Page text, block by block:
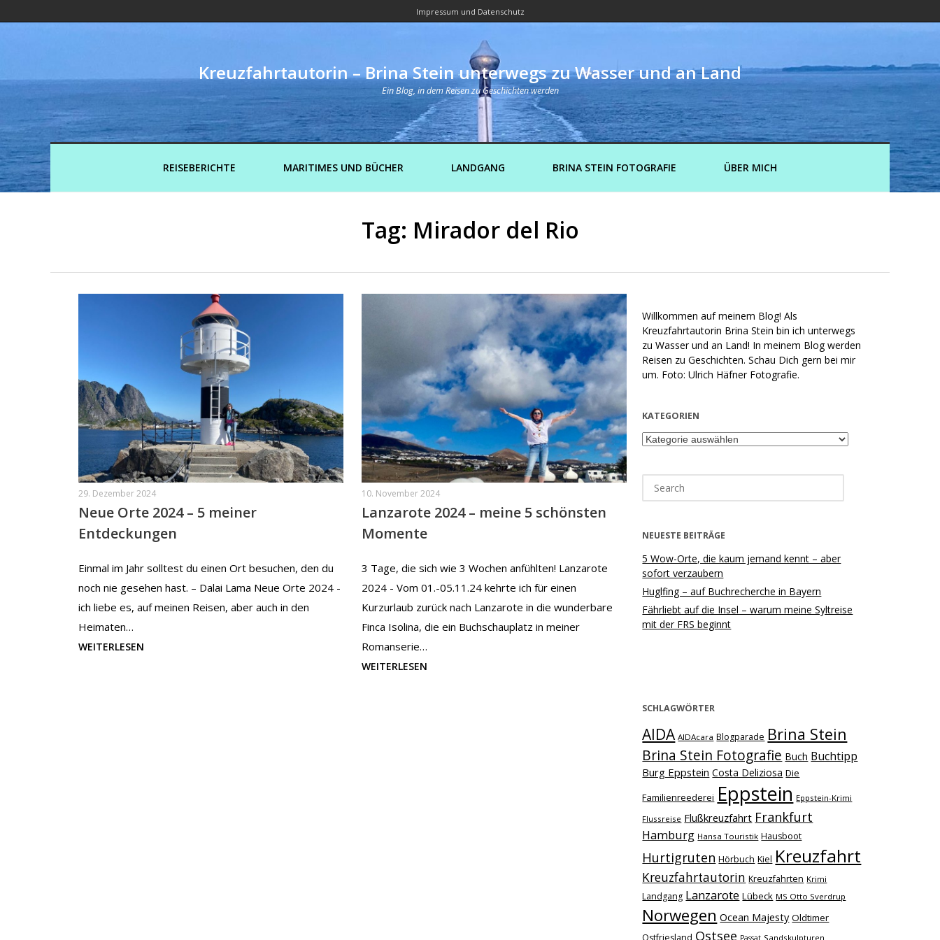
Impressum und Datenschutz
Kreuzfahrtautorin – Brina Stein unterwegs zu Wasser und an Land
Ein Blog, in dem Reisen zu Geschichten werden
REISEBERICHTE MARITIMES UND BÜCHER LANDGANG BRINA STEIN FOTOGRAFIE ÜBER MICH
Tag: Mirador del Rio
29. Dezember 2024
Neue Orte 2024 – 5 meiner
Entdeckungen
Einmal im Jahr solltest du einen Ort besuchen, den du
noch nie gesehen hast. – Dalai Lama Neue Orte 2024 -
ich liebe es, auf meinen Reisen, aber auch in den
Heimaten…
WEITERLESEN
10. November 2024
Lanzarote 2024 – meine 5 schönsten
Momente
3 Tage, die sich wie 3 Wochen anfühlten! Lanzarote
2024 - Vom 01.-05.11.24 kehrte ich für einen
Kurzurlaub zurück nach Lanzarote in die wunderbare
Finca Isolina, die ein Buchschauplatz in meiner
Romanserie…
WEITERLESEN
Willkommen auf meinem Blog! Als
Kreuzfahrtautorin Brina Stein bin ich unterwegs
zu Wasser und an Land! In meinem Blog werden
Reisen zu Geschichten. Schau Dich gern bei mir
um. Foto: Ulrich Häfner Fotografie.
KATEGORIEN
Kategorien
for:
NEUESTE BEITRÄGE
5 Wow-Orte, die kaum jemand kennt – aber
sofort verzaubern
Huglfing – auf Buchrecherche in Bayern
Fährliebt auf die Insel – warum meine Syltreise
mit der FRS beginnt
SCHLAGWÖRTER
AIDA AIDAcara Blogparade Brina Stein
Brina Stein Fotografie Buch Buchtipp
Burg Eppstein Costa Deliziosa Die
Familienreederei Eppstein Eppstein-Krimi
Flussreise Flußkreuzfahrt Frankfurt
Hamburg Hansa Touristik Hausboot
Hurtigruten Hörbuch Kiel Kreuzfahrt
Kreuzfahrtautorin Kreuzfahrten Krimi
Landgang Lanzarote Lübeck MS Otto Sverdrup
Norwegen Ocean Majesty Oldtimer
Ostsee Passat Sandskulpturen